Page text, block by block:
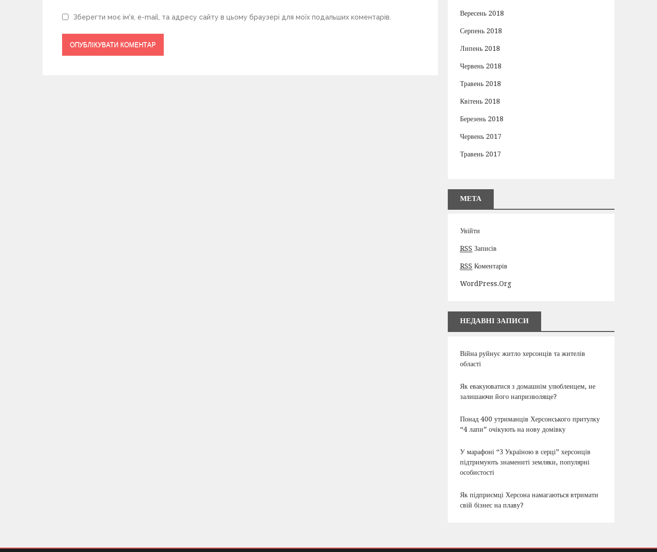
Зберегти моє ім'я, e-mail, та адресу сайту в цьому браузері для моїх подальших коментарів. Вересень 2018
Серпень 2018
Липень 2018
Червень 2018
Травень 2018
Квітень 2018
Березень 2018
Червень 2017
Травень 2017
МЕТА
Увійти
RSS Записів
RSS Коментарів
WordPress.org
НЕДАВНІ ЗАПИСИ
Війна руйнує житло херсонців та жителів
області
Як евакуюватися з домашнім улюбленцем, не
залишаючи його напризволяще?
Понад 400 утриманців Херсонського притулку
“4 лапи” очікують на нову домівку
У марафоні “З Україною в серці” херсонців
підтримують знамениті земляки, популярні
особистості
Як підприємці Херсона намагаються втримати
свій бізнес на плаву?